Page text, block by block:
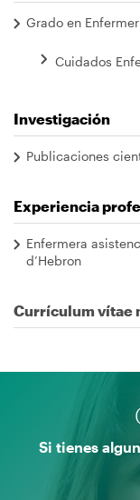
Grado en
Cuidados
Investigación
Publicaciones
Experiencia
Enfermera
d’Hebron
Currículum vítae
Si tienes